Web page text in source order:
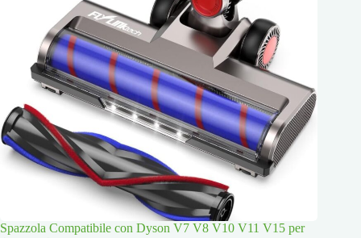
Spazzola Compatibile con Dyson V7 V8 V10 V11 V15 per